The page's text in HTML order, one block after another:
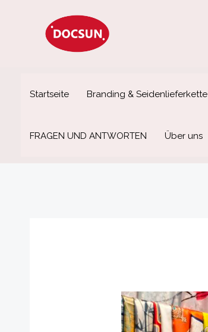
springen
Startseite Branding & Seidenlieferkette
FRAGEN UND ANTWORTEN Über uns